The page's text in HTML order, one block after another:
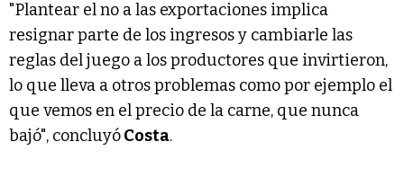
"Plantear el no a las exportaciones implica
resignar parte de los ingresos y cambiarle las
reglas del juego a los productores que invirtieron,
lo que lleva a otros problemas como por ejemplo el
que vemos en el precio de la carne, que nunca
bajó", concluyóCosta.